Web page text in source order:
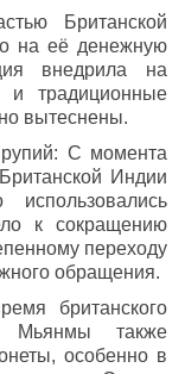
Британской
на её денежную
внедрила на
и традиционные
вытеснены.
рупий: С момента
Индии
к сокращению
переходу
обращения.
британского
Мьянмы также
особенно в